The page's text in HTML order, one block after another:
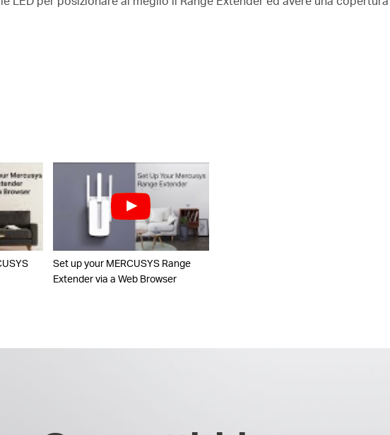
Set up your MERCUSYS Range
Extender via a Web Browser